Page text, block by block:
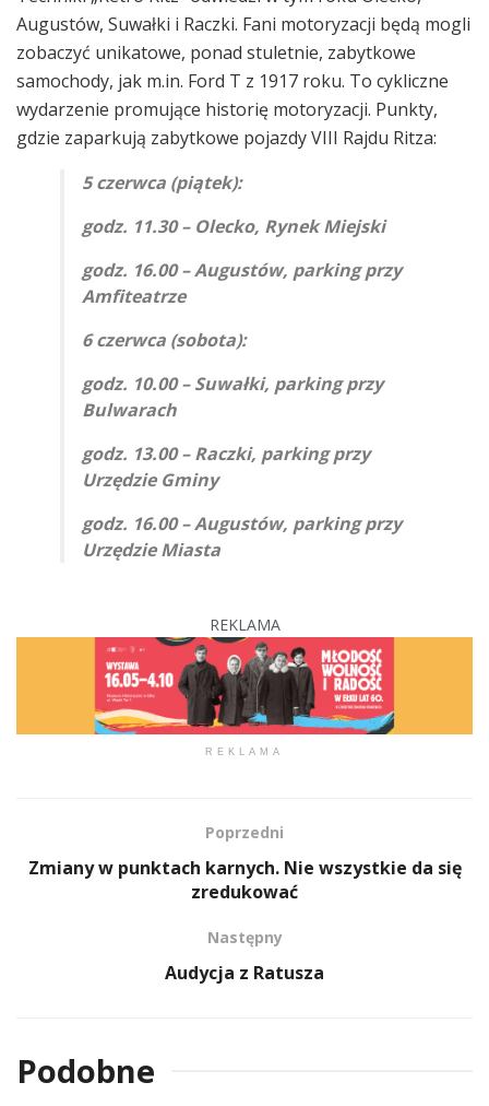
Augustów, Suwałki i Raczki. Fani motoryzacji będą mogli
zobaczyć unikatowe, ponad stuletnie, zabytkowe
samochody, jak m.in. Ford T z 1917 roku. To cykliczne
wydarzenie promujące historię motoryzacji. Punkty,
gdzie zaparkują zabytkowe pojazdy VIII Rajdu Ritza:
5 czerwca (piątek):
godz. 11.30 – Olecko, Rynek Miejski
godz. 16.00 – Augustów, parking przy
Amfiteatrze
6 czerwca (sobota):
godz. 10.00 – Suwałki, parking przy
Bulwarach
godz. 13.00 – Raczki, parking przy
Urzędzie Gminy
godz. 16.00 – Augustów, parking przy
Urzędzie Miasta
REKLAMA
REKLAMA
Poprzedni
Zmiany w punktach karnych. Nie wszystkie da się
zredukować
Następny
Audycja z Ratusza
Podobne